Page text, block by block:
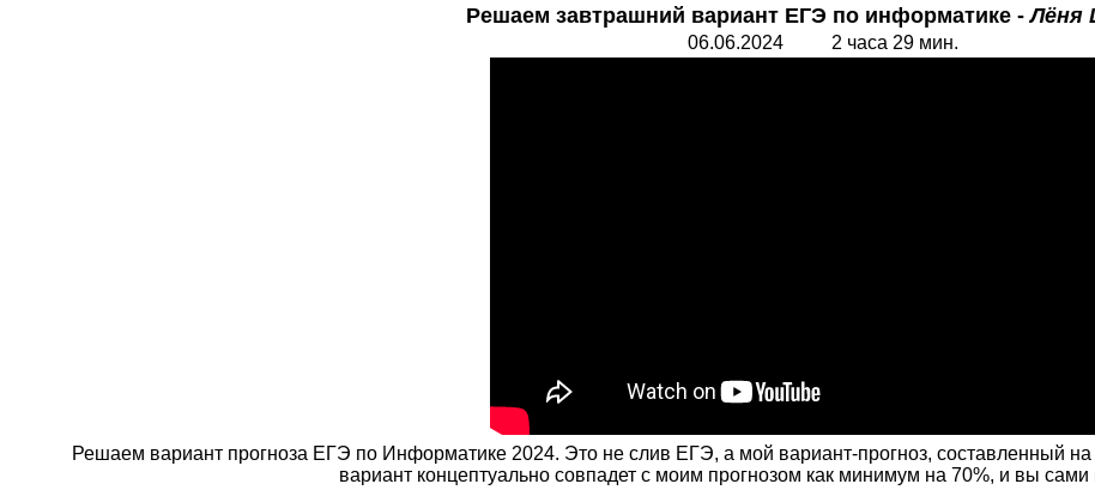
Решаем завтрашний вариант ЕГЭ по информатике -Лёня
06.06.2024 2 часа 29 мин.
Решаем вариант прогноза ЕГЭ по Информатике 2024. Это не слив ЕГЭ, а мой вариант-прогноз, составленный
вариант концептуально совпадет с моим прогнозом как минимум на 70%, и вы сами